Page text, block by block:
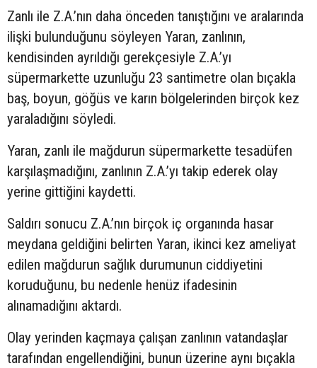
Zanlı ile Z.A.’nın daha önceden tanıştığını ve aralarında
ilişki bulunduğunu söyleyen Yaran, zanlının,
kendisinden ayrıldığı gerekçesiyle Z.A.’yı
süpermarkette uzunluğu 23 santimetre olan bıçakla
baş, boyun, göğüs ve karın bölgelerinden birçok kez
yaraladığını söyledi.
Yaran, zanlı ile mağdurun süpermarkette tesadüfen
karşılaşmadığını, zanlının Z.A.’yı takip ederek olay
yerine gittiğini kaydetti.
Saldırı sonucu Z.A.’nın birçok iç organında hasar
meydana geldiğini belirten Yaran, ikinci kez ameliyat
edilen mağdurun sağlık durumunun ciddiyetini
koruduğunu, bu nedenle henüz ifadesinin
alınamadığını aktardı.
Olay yerinden kaçmaya çalışan zanlının vatandaşlar
tarafından engellendiğini, bunun üzerine aynı bıçakla